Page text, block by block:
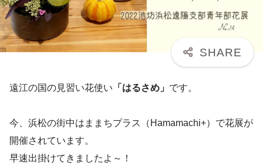
遠江の国の見習い花使い 「はるさめ」 です。
今、浜松の街中はままちプラス（Hamamachi+）で花展が
開催されています。
早速出掛けてきましたよ～！